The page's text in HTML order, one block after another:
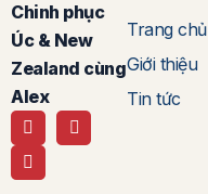
Chinh phục
Úc & New
Zealand cùng
Alex
Trang chủ
Giới thiệu
Tin tức